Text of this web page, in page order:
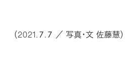
（2021.７.７ ／ 写真・文 佐藤慧）